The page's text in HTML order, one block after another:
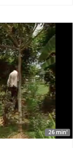
26 min'